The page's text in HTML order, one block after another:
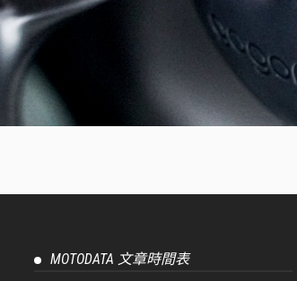
MOTODATA 文章時間表